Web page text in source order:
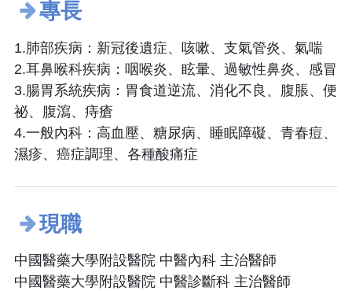
專長
1.肺部疾病：新冠後遺症、咳嗽、支氣管炎、氣喘
2.耳鼻喉科疾病：咽喉炎、眩暈、過敏性鼻炎、感冒
3.腸胃系統疾病：胃食道逆流、消化不良、腹脹、便
祕、腹瀉、痔瘡
4.一般內科：高血壓、糖尿病、睡眠障礙、青春痘、
濕疹、癌症調理、各種酸痛症
現職
中國醫藥大學附設醫院 中醫內科 主治醫師
中國醫藥大學附設醫院 中醫診斷科 主治醫師